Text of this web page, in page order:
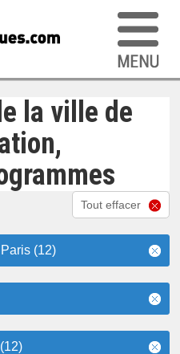
la ville de
Tout effacer
(12)